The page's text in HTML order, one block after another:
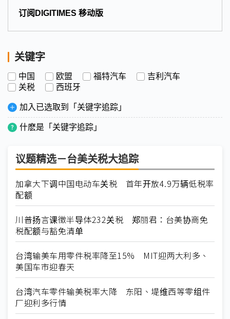
订阅DIGITIMES 移动版
关键字
中国 欧盟 福特汽车
吉利汽车
关税
西班牙
加入已选取到「关键字追踪」
什麽是「关键字追踪」
议题精选－台美关税大追踪
加拿大下调中国电动车关税 首年开放4.9万辆低税率
配额
川普扬言课徵半导体232关税 郑丽君：台美协商免
税配额与豁免清单
台湾输美车用零件税率降至15% MIT迎两大利多、
美国车市迎春天
台湾汽车零件输美税率大降 东阳、堤维西等零组件
厂迎利多行情